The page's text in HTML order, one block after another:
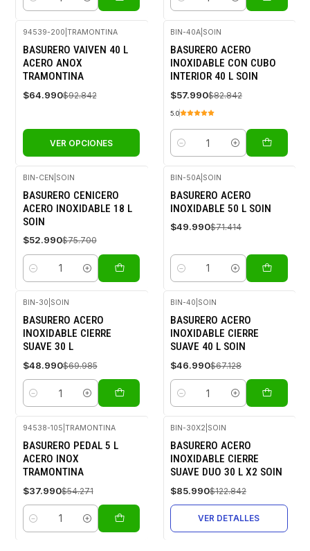
Cantidad Cantidad
-30%
OFF
94539-200 TRAMONTINA
BASURERO VAIVEN 40 L
ACERO ANOX
TRAMONTINA
$64.990$92.842
VER OPCIONES
-30%
OFF
BIN-40A SOIN
BASURERO ACERO
INOXIDABLE CON CUBO
INTERIOR 40 L SOIN
$57.990$82.842
5.0
Cantidad
-30%
OFF
BIN-CEN SOIN
BASURERO CENICERO
ACERO INOXIDABLE 18 L
SOIN
$52.990$75.700
Cantidad
-30%
OFF
BIN-50A SOIN
BASURERO ACERO
INOXIDABLE 50 L SOIN
$49.990$71.414
Cantidad
-30%
OFF
BIN-30 SOIN
BASURERO ACERO
INOXIDABLE CIERRE
SUAVE 30 L
$48.990$69.985
Cantidad
-30%
OFF
BIN-40 SOIN
BASURERO ACERO
INOXIDABLE CIERRE
SUAVE 40 L SOIN
$46.990$67.128
Cantidad
-30%
OFF
94538-105 TRAMONTINA
BASURERO PEDAL 5 L
ACERO INOX
TRAMONTINA
$37.990$54.271
Cantidad
-30%
OFF
Agotado
BIN-30X2 SOIN
BASURERO ACERO
INOXIDABLE CIERRE
SUAVE DUO 30 L X2 SOIN
$85.990$122.842
VER DETALLES